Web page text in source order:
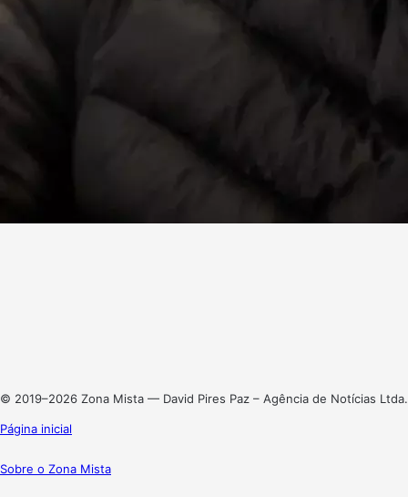
© 2019–2026 Zona Mista — David Pires Paz – Agência de Notícias Ltda.
Página inicial
Sobre o Zona Mista